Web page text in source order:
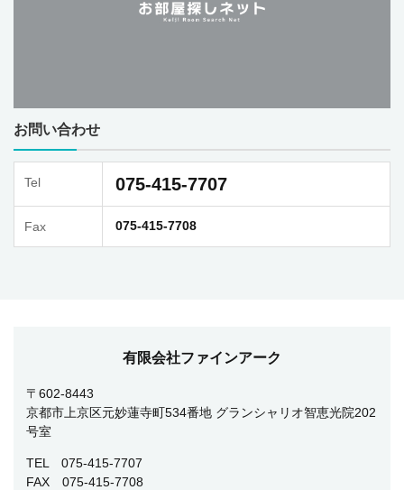
お問い合わせ
Tel 075-415-7707
Fax 075-415-7708
有限会社ファインアーク
〒602-8443
京都市上京区元妙蓮寺町534番地 グランシャリオ智恵光院202
号室
TEL 075-415-7707
FAX 075-415-7708